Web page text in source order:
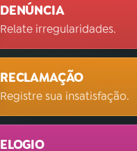
DENÚNCIA
Relate irregularidades.
RECLAMAÇÃO
Registre sua insatisfação.
ELOGIO